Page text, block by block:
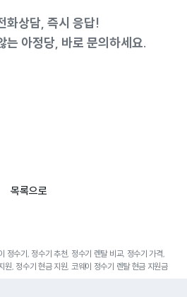
화상담, 즉시 응답!
는 아정당, 바로 문의하세요.
목록으로
정수기, 정수기 추천, 정수기 렌탈 비교, 정수기 가격,
원, 정수기 현금 지원, 코웨이 정수기 렌탈 현금 지원금